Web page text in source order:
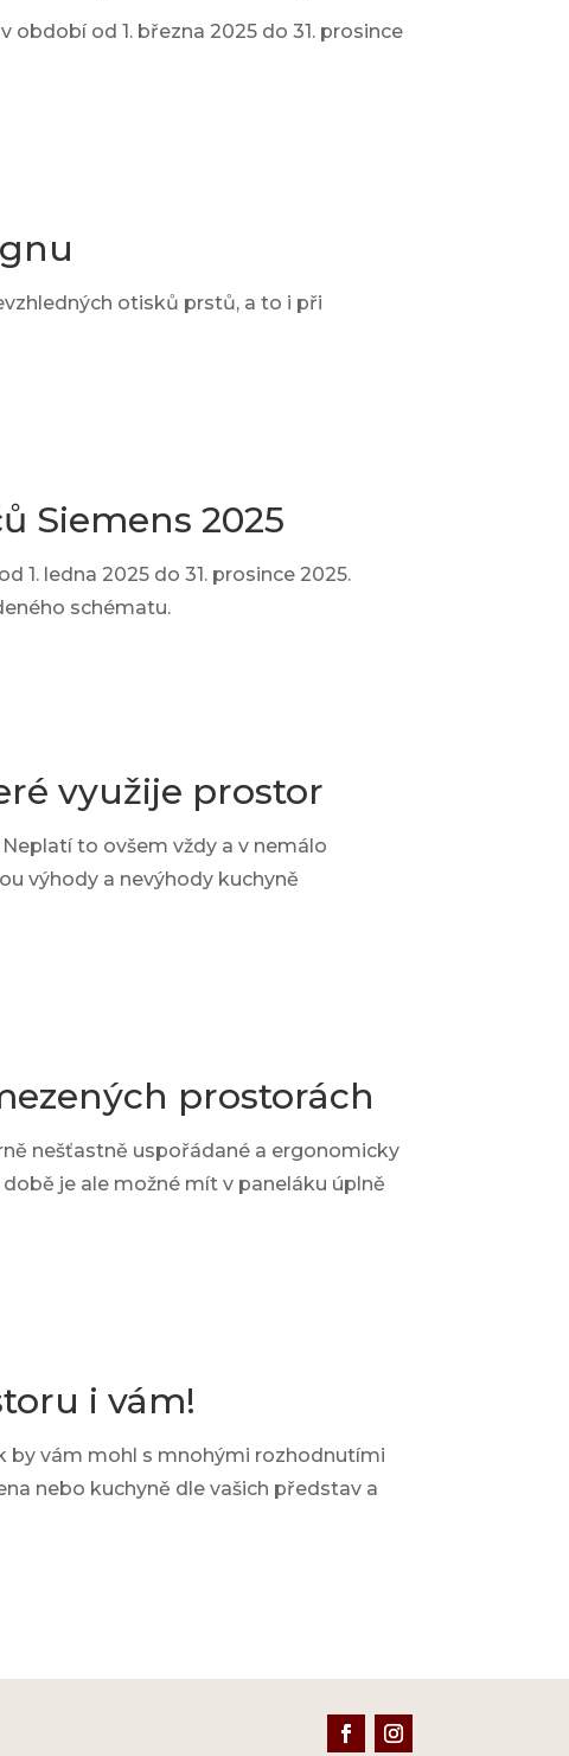
od 1. března 2025 do 31. prosince
otisků prstů, a to i při
Siemens 2025
ledna 2025 do 31. prosince 2025.
schématu.
využije prostor
to ovšem vždy a v nemálo
výhody a nevýhody kuchyně
prostorách
nešťastně uspořádané a ergonomicky
je ale možné mít v paneláku úplně
i vám!
by vám mohl s mnohými rozhodnutími
nebo kuchyně dle vašich představ a